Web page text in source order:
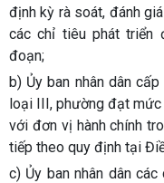
định kỳ rà soát, đánh
các chỉ tiêu phát
đoạn;
b) Ủy ban nhân dân
loại III, phường đạt
với đơn vị hành chính
tiếp theo quy định tại
c) Ủy ban nhân dân